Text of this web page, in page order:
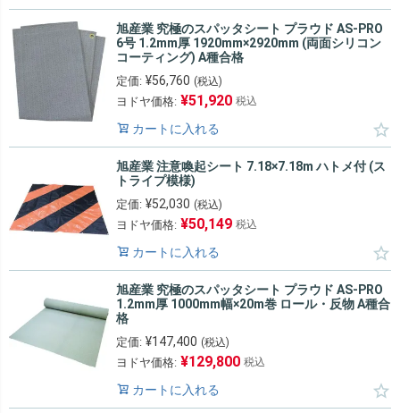
旭産業 究極のスパッタシート プラウド AS-PRO
6号 1.2mm厚 1920mm×2920mm (両面シリコン
コーティング) A種合格
定価: ¥56,760 (税込)
ヨドヤ価格: ¥51,920 税込
カートに入れる
旭産業 注意喚起シート 7.18×7.18m ハトメ付 (ス
トライプ模様)
定価: ¥52,030 (税込)
ヨドヤ価格: ¥50,149 税込
カートに入れる
旭産業 究極のスパッタシート プラウド AS-PRO
1.2mm厚 1000mm幅×20m巻 ロール・反物 A種合
格
定価: ¥147,400 (税込)
ヨドヤ価格: ¥129,800 税込
カートに入れる